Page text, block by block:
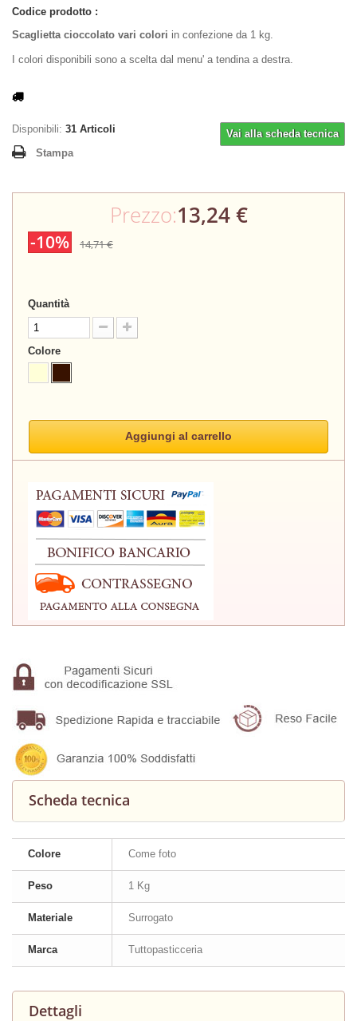
Codice prodotto :
Scaglietta cioccolato vari colori in confezione da 1 kg.
I colori disponibili sono a scelta dal menu' a tendina a destra.
Vai alla scheda tecnica
Disponibili: 31 Articoli
Stampa
Prezzo:13,24 €
-10% 14,71 €
Quantità
Colore
Aggiungi al carrello
Scheda tecnica
Colore Come foto
Peso 1 Kg
Materiale Surrogato
Marca Tuttopasticceria
Dettagli